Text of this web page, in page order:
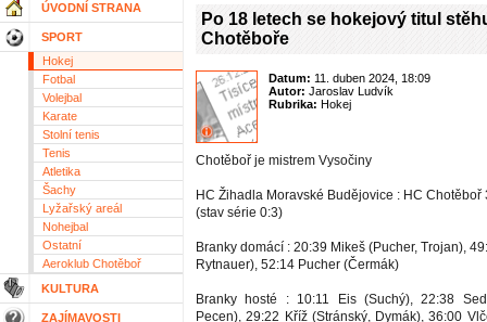
ÚVODNÍ STRANA
SPORT
Hokej
Fotbal
Volejbal
Karate
Stolní tenis
Tenis
Atletika
Šachy
Lyžařský areál
Nohejbal
Ostatní
Aeroklub Chotěboř
KULTURA
ZAJÍMAVOSTI
Po 18 letech se hokejový titul
Chotěboře
Datum: 11. duben 2024, 18:09
Autor: Jaroslav Ludvík
Rubrika: Hokej
Chotěboř je mistrem Vysočiny
HC Žihadla Moravské Budějovice : HC Chotěboř
(stav série 0:3)
Branky domácí : 20:39 Mikeš (Pucher, Trojan),
Rytnauer), 52:14 Pucher (Čermák)
Branky hosté : 10:11 Eis (Suchý), 22:38
Pecen), 29:22 Kříž (Stránský, Dymák), 36:00